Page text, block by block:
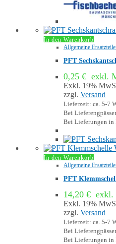
In den Warenkorb
Allgemeine
PFT
0,25 € exkl.
Exkl. 19%
zzgl. Versand
Lieferzeit: ca. 5-7
Bei
Bei Lieferungen in
In den Warenkorb
Allgemeine
PFT
14,20 € exkl.
Exkl. 19%
zzgl. Versand
Lieferzeit: ca. 5-7
Bei
Bei Lieferungen in